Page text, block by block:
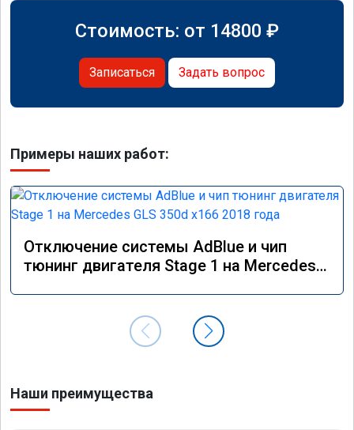
Стоимость: от 14800 ₽
Записаться Задать вопрос
Примеры наших работ:
Отключение системы AdBlue и чип
тюнинг двигателя Stage 1 на Mercedes
Наши преимущества